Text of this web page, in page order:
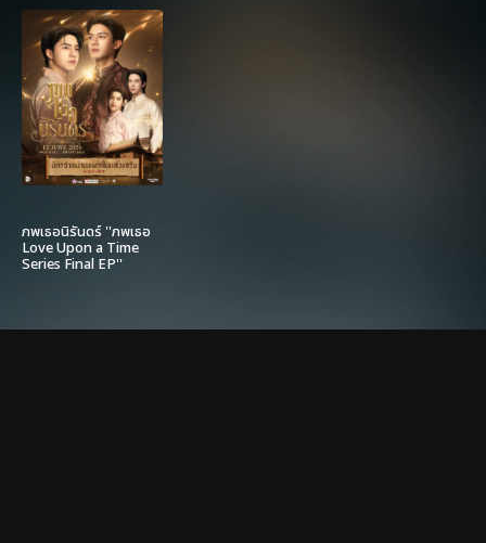
ภพเธอนิรันดร์ ''ภพเธอ
Love Upon a Time
Series Final EP''